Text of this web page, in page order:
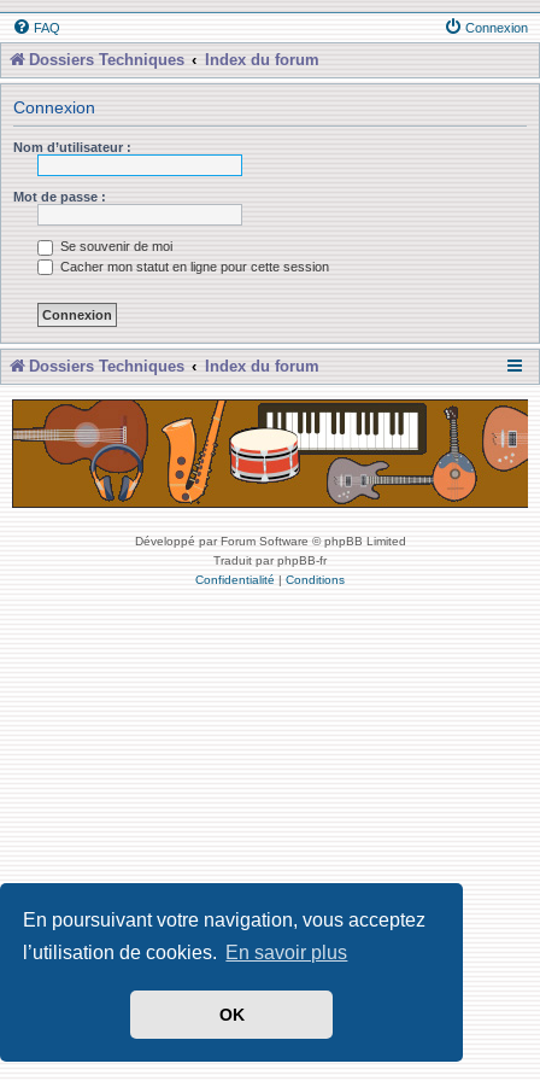
En poursuivant votre navigation, vous acceptez
l’utilisation de cookies. En savoir plus
OK
FAQ Connexion
Dossiers Techniques Index du forum
Connexion
Nom d’utilisateur :
Mot de passe :
Se souvenir de moi
Cacher mon statut en ligne pour cette session
Dossiers Techniques Index du forum
Développé par Forum Software © phpBB Limited
Traduit par phpBB-fr
Confidentialité | Conditions